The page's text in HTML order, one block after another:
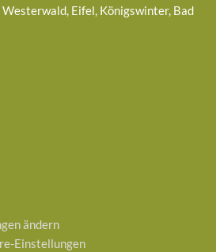
Eifel, Königswinter, Bad
ändern
Einstellungen